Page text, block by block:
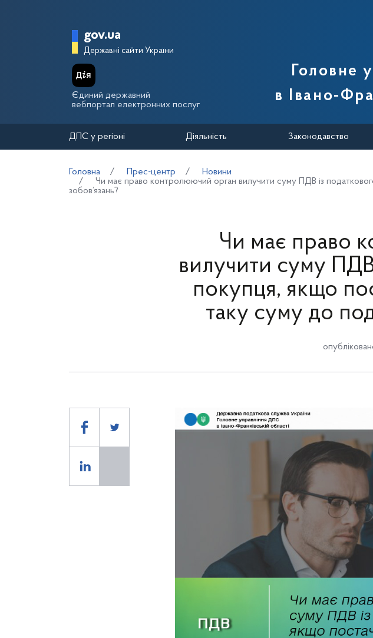
Головна сторінка Державної
gov.ua
Державні сайти України
Єдиний державний
вебпортал електронних послуг
Головне
в Івано-
ДПС у регіоні Діяльність Законодавство
Головна Прес-центр
Новини
Чи має право контролюючий орган вилучити суму ПДВ із
зобов’язань?
Чи має право
вилучити суму
покупця, якщо
таку суму до